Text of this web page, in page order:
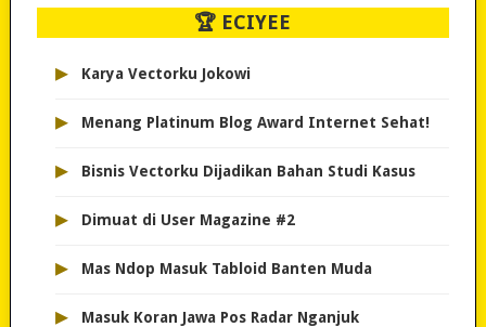
🏆 ECIYEE
▸ Karya Vectorku Jokowi
▸ Menang Platinum Blog Award Internet Sehat!
▸ Bisnis Vectorku Dijadikan Bahan Studi Kasus
▸ Dimuat di User Magazine #2
▸ Mas Ndop Masuk Tabloid Banten Muda
▸ Masuk Koran Jawa Pos Radar Nganjuk